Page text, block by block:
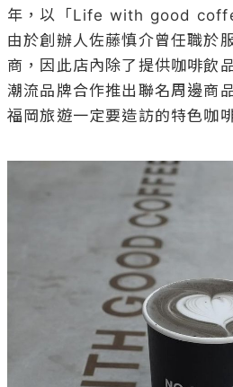
年，以「Life with good
由於創辦人佐藤慎介曾任職於
商，因此店內除了提供咖啡飲
潮流品牌合作推出聯名周邊商
福岡旅遊一定要造訪的特色咖